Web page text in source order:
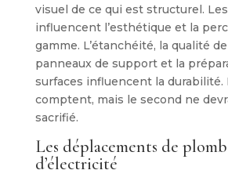
visuel de ce qui est structurel.
influencent l’esthétique et la
gamme. L’étanchéité, la qualité
panneaux de support et la
surfaces influencent la durabilité.
comptent, mais le second ne
sacrifié.
Les déplacements de
d’électricité